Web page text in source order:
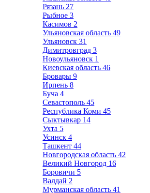
Рязань 27
Рыбное 3
Касимов 2
Ульяновская область 49
Ульяновск 31
Димитровград 3
Новоульяновск 1
Киевская область 46
Бровары 9
Ирпень 8
Буча 4
Севастополь 45
Республика Коми 45
Сыктывкар 14
Ухта 5
Усинск 4
Ташкент 44
Новгородская область 42
Великий Новгород 16
Боровичи 5
Валдай 2
Мурманская область 41